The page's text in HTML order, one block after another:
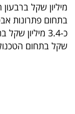
מיליון שקל
שקל בתחום